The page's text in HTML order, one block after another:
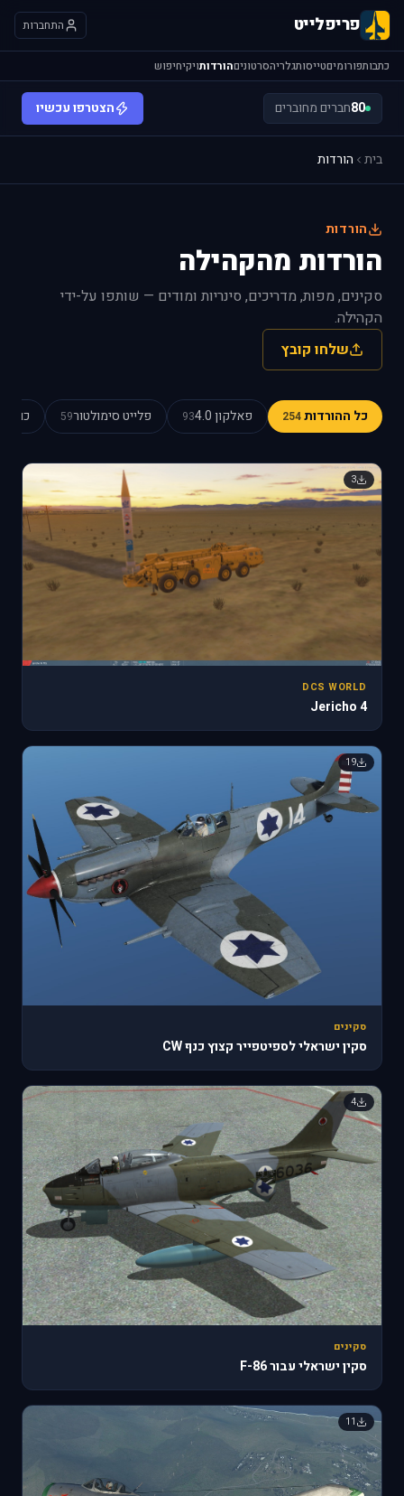
פריפלייט התחברות
כתבותפורומיםטייסותגלריהסרטוניםהורדותויקיחיפוש
80חברים מחוברים הצטרפו עכשיו
בית הורדות
הורדות
הורדות מהקהילה
סקינים, מפות, מדריכים, סינריות ומודים — שותפו על-ידי
הקהילה.
שלחו קובץ
כל ההורדות254 פאלקון 4.0 93 פלייט סימולטור59 כוכב
3
DCS WORLD
Jericho 4
19
סקינים
סקין ישראלי לספיטפייר קצוץ כנף CW
4
סקינים
סקין ישראלי עבור F-86
11